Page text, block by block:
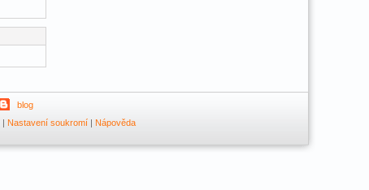
blog
| Nastavení soukromí| Nápověda